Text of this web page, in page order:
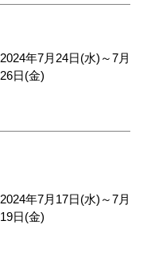
2024年7月24日(水)～7月
26日(金)
2024年7月17日(水)～7月
19日(金)